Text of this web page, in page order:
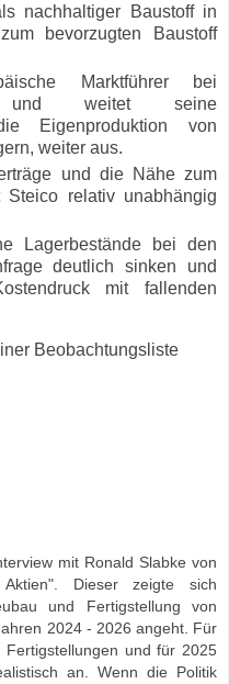
nachhaltiger Baustoff in
bevorzugten Baustoff
Marktführer bei
und weitet seine
Eigenproduktion von
weiter aus.
und die Nähe zum
Steico relativ unabhängig
Lagerbestände bei den
deutlich sinken und
mit fallenden
Beobachtungsliste
mit Ronald Slabke von
Dieser zeigte sich
und Fertigstellung von
2024 - 2026 angeht. Für
und für 2025
an. Wenn die Politik